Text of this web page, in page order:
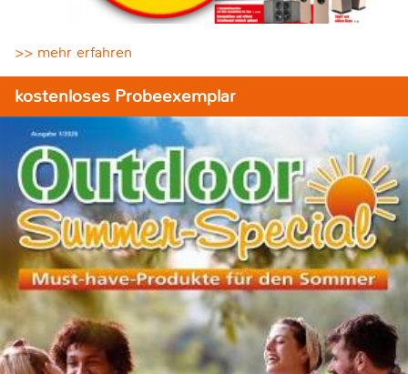
>> mehr erfahren
kostenloses Probeexemplar